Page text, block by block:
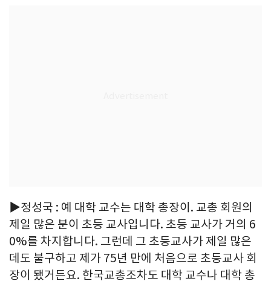
▶정성국 : 예 대학 교수는 대학 총장이. 교총 회원의
제일 많은 분이 초등 교사입니다. 초등 교사가 거의 6
0%를 차지합니다. 그런데 그 초등교사가 제일 많은
데도 불구하고 제가 75년 만에 처음으로 초등교사 회
장이 됐거든요. 한국교총조차도 대학 교수나 대학 총